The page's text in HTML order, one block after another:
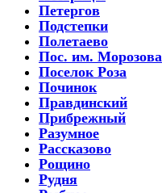
Петергов
Подстепки
Полетаево
Пос. им. Морозова
Поселок Роза
Починок
Правдинский
Прибрежный
Разумное
Рассказово
Рощино
Рудня